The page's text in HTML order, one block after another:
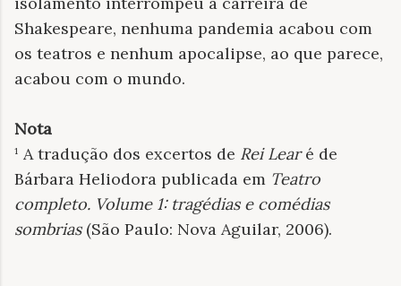
Shakespeare, nenhuma pandemia acabou com
os teatros e nenhum apocalipse, ao que parece,
acabou com o mundo.
Nota
¹ A tradução dos excertos de Rei Learé de
Bárbara Heliodora publicada em Teatro
completo. Volume 1: tragédias e comédias
sombrias(São Paulo: Nova Aguilar, 2006).